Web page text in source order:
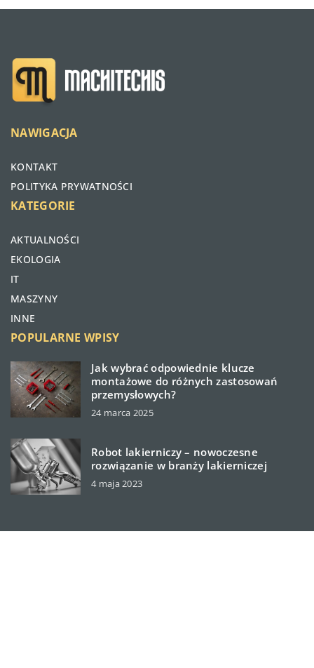
NAWIGACJA
KONTAKT
POLITYKA PRYWATNOŚCI
KATEGORIE
AKTUALNOŚCI
EKOLOGIA
IT
MASZYNY
INNE
POPULARNE WPISY
Jak wybrać odpowiednie klucze
montażowe do różnych zastosowań
przemysłowych?
24 marca 2025
Robot lakierniczy – nowoczesne
rozwiązanie w branży lakierniczej
4 maja 2023